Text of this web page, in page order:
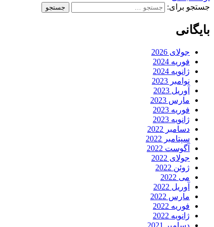
جستجو برای:
بایگانی
جولای 2026
فوریه 2024
ژانویه 2024
نوامبر 2023
آوریل 2023
مارس 2023
فوریه 2023
ژانویه 2023
دسامبر 2022
سپتامبر 2022
آگوست 2022
جولای 2022
ژوئن 2022
می 2022
آوریل 2022
مارس 2022
فوریه 2022
ژانویه 2022
دسامبر 2021